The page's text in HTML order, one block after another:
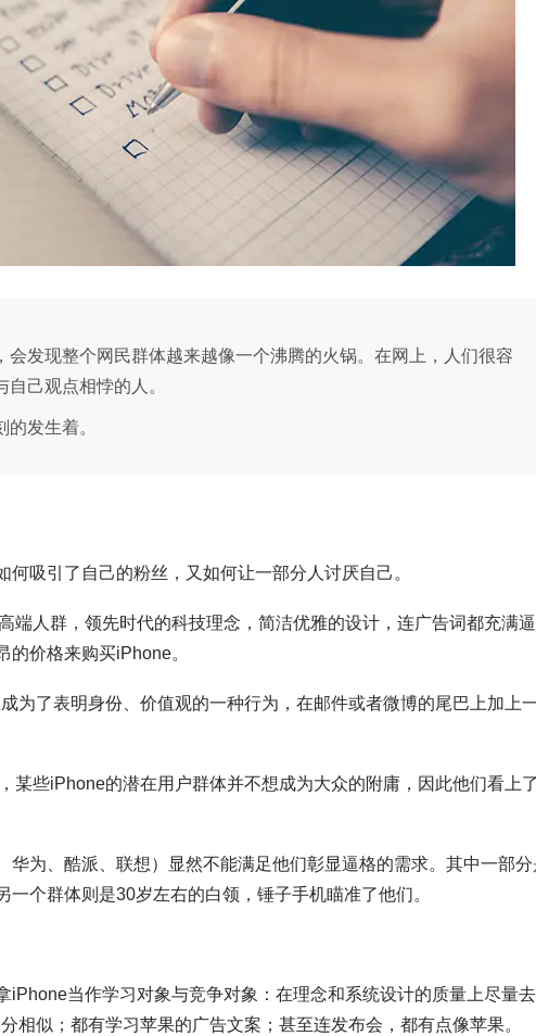
发现整个网民群体越来越像一个沸腾的火锅。在网上，人们很容
己观点相悖的人。
发生着。
吸引了自己的粉丝，又如何让一部分人讨厌自己。
端人群，领先时代的科技理念，简洁优雅的设计，连广告词都充满逼
价格来购买iPhone。
为了表明身份、价值观的一种行为，在邮件或者微博的尾巴上加上
某些iPhone的潜在用户群体并不想成为大众的附庸，因此他们看上了
为、酷派、联想）显然不能满足他们彰显逼格的需求。其中一部分
个群体则是30岁左右的白领，锤子手机瞄准了他们。
iPhone当作学习对象与竞争对象：在理念和系统设计的质量上尽量
相似；都有学习苹果的广告文案；甚至连发布会，都有点像苹果。